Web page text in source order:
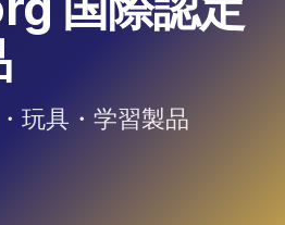
玩具・学習製品